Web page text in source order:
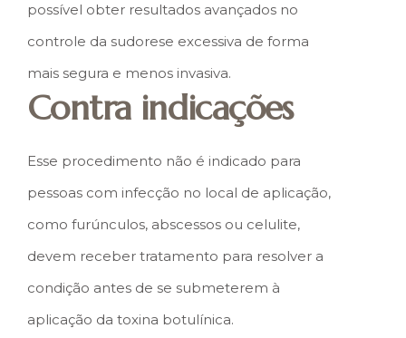
possível obter resultados avançados no
controle da sudorese excessiva de forma
mais segura e menos invasiva.
Contra indicações
Esse procedimento não é indicado para
pessoas com infecção no local de aplicação,
como furúnculos, abscessos ou celulite,
devem receber tratamento para resolver a
condição antes de se submeterem à
aplicação da toxina botulínica.